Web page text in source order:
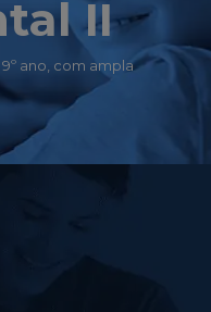
II
ano, com ampla